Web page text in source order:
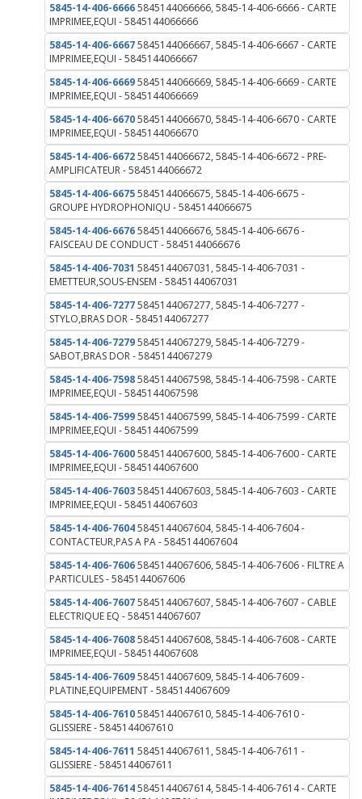
5845-14-406-66665845144066666, 5845-14-406-6666 - CARTE
IMPRIMEE,EQUI - 5845144066666
5845-14-406-66675845144066667, 5845-14-406-6667 - CARTE
IMPRIMEE,EQUI - 5845144066667
5845-14-406-66695845144066669, 5845-14-406-6669 - CARTE
IMPRIMEE,EQUI - 5845144066669
5845-14-406-66705845144066670, 5845-14-406-6670 - CARTE
IMPRIMEE,EQUI - 5845144066670
5845-14-406-66725845144066672, 5845-14-406-6672 - PRE-
AMPLIFICATEUR - 5845144066672
5845-14-406-66755845144066675, 5845-14-406-6675 -
GROUPE HYDROPHONIQU - 5845144066675
5845-14-406-66765845144066676, 5845-14-406-6676 -
FAISCEAU DE CONDUCT - 5845144066676
5845-14-406-7031 5845144067031, 5845-14-406-7031 -
EMETTEUR,SOUS-ENSEM - 5845144067031
5845-14-406-72775845144067277, 5845-14-406-7277 -
STYLO,BRAS DOR - 5845144067277
5845-14-406-72795845144067279, 5845-14-406-7279 -
SABOT,BRAS DOR - 5845144067279
5845-14-406-75985845144067598, 5845-14-406-7598 - CARTE
IMPRIMEE,EQUI - 5845144067598
5845-14-406-75995845144067599, 5845-14-406-7599 - CARTE
IMPRIMEE,EQUI - 5845144067599
5845-14-406-76005845144067600, 5845-14-406-7600 - CARTE
IMPRIMEE,EQUI - 5845144067600
5845-14-406-76035845144067603, 5845-14-406-7603 - CARTE
IMPRIMEE,EQUI - 5845144067603
5845-14-406-76045845144067604, 5845-14-406-7604 -
CONTACTEUR,PAS A PA - 5845144067604
5845-14-406-76065845144067606, 5845-14-406-7606 - FILTRE A
PARTICULES - 5845144067606
5845-14-406-76075845144067607, 5845-14-406-7607 - CABLE
ELECTRIQUE EQ - 5845144067607
5845-14-406-76085845144067608, 5845-14-406-7608 - CARTE
IMPRIMEE,EQUI - 5845144067608
5845-14-406-76095845144067609, 5845-14-406-7609 -
PLATINE,EQUIPEMENT - 5845144067609
5845-14-406-76105845144067610, 5845-14-406-7610 -
GLISSIERE - 5845144067610
5845-14-406-7611 5845144067611, 5845-14-406-7611 -
GLISSIERE - 5845144067611
5845-14-406-76145845144067614, 5845-14-406-7614 - CARTE